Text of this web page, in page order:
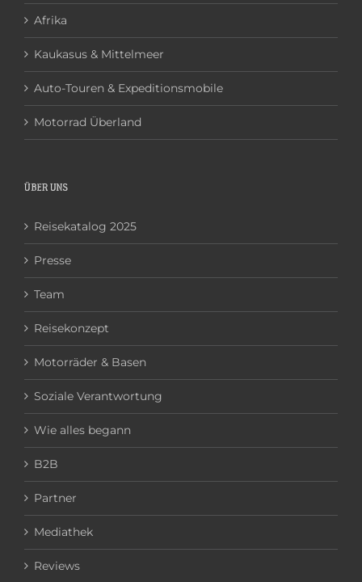
Afrika
Kaukasus & Mittelmeer
Auto-Touren & Expeditionsmobile
Motorrad Überland
ÜBER UNS
Reisekatalog 2025
Presse
Team
Reisekonzept
Motorräder & Basen
Soziale Verantwortung
Wie alles begann
B2B
Partner
Mediathek
Reviews